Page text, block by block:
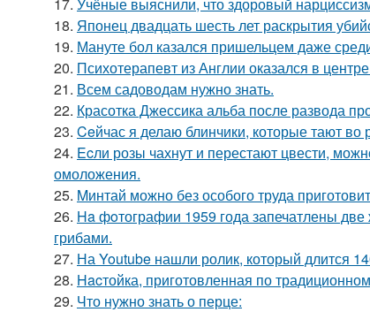
18. Японец двадцать шесть лет раскрытия
19. Мануте бол казался пришельцем даже
20. Психотерапевт из Англии оказался в
21. Всем садоводам нужно знать.
22. Красотка Джессика альба после развода
23. Ceйчас я делаю блинчики, которые тают во
24. Ecли розы чахнут и перестают цвести,
омоложения.
25. Mинтай можно без особого труда
26. Ha фoтографии 1959 года запечатлены
грибами.
27. На Youtube нашли ролик, который длится
28. Hacтойка, приготовленная по
29. Что нужно знать о перце: